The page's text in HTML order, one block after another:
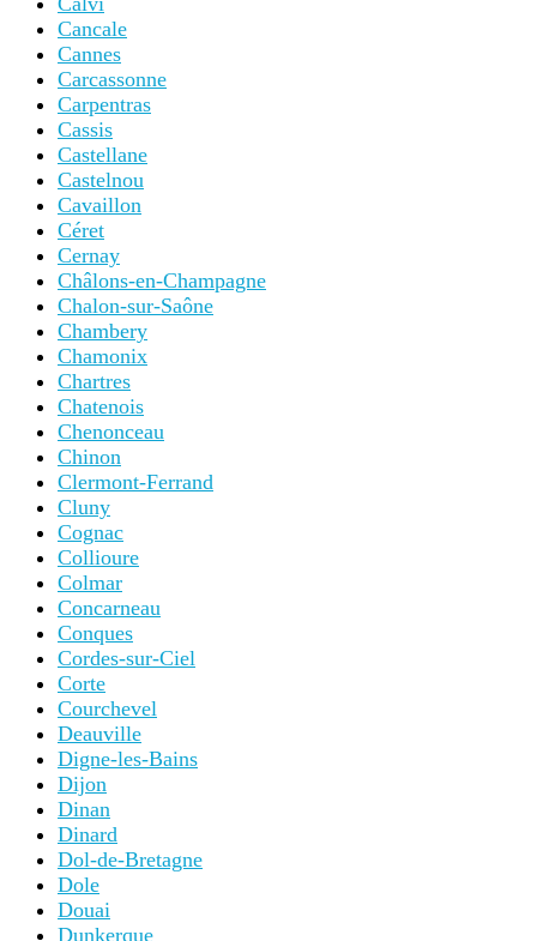
Cancale
Cannes
Carcassonne
Carpentras
Cassis
Castellane
Castelnou
Cavaillon
Céret
Cernay
Châlons-en-Champagne
Chalon-sur-Saône
Chambery
Chamonix
Chartres
Chatenois
Chenonceau
Chinon
Clermont-Ferrand
Cluny
Cognac
Collioure
Colmar
Concarneau
Conques
Cordes-sur-Ciel
Corte
Courchevel
Deauville
Digne-les-Bains
Dijon
Dinan
Dinard
Dol-de-Bretagne
Dole
Douai
Dunkerque